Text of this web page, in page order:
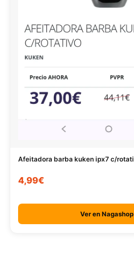
Afeitadora barba kuken ipx7 c/
4,99€
Ver en